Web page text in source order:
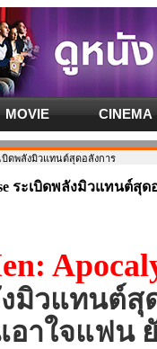
MOVIE CINEMA
เบิดพลังมิวแทนต์สุดอลังการ
ระเบิดพลังมิวแทนต์สุด
มิวแทนต์สุ
าใจแฟน